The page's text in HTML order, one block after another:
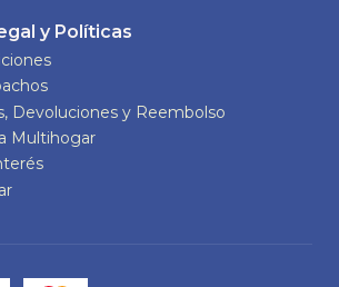
y Políticas
Devoluciones y Reembolso
Multihogar